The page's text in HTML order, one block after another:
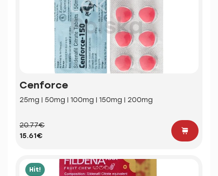
Cenforce
25mg | 50mg | 100mg | 150mg | 200mg
20.77€
15.61€
Hit!